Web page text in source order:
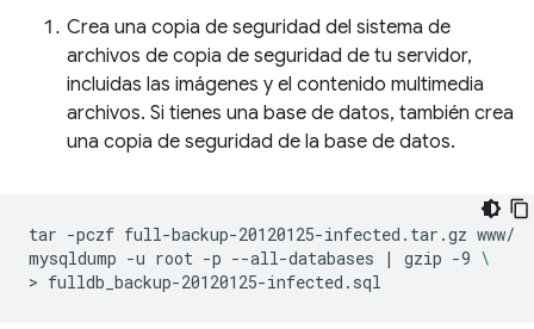
Crea una copia de seguridad del sistema de
archivos de copia de seguridad de tu servidor,
incluidas las imágenes y el contenido multimedia
archivos. Si tienes una base de datos, también crea
una copia de seguridad de la base de datos.
tar -pczf full-backup-20120125-infected.tar.gz www/
mysqldump -u root -p --all-databases | gzip -9 \
>